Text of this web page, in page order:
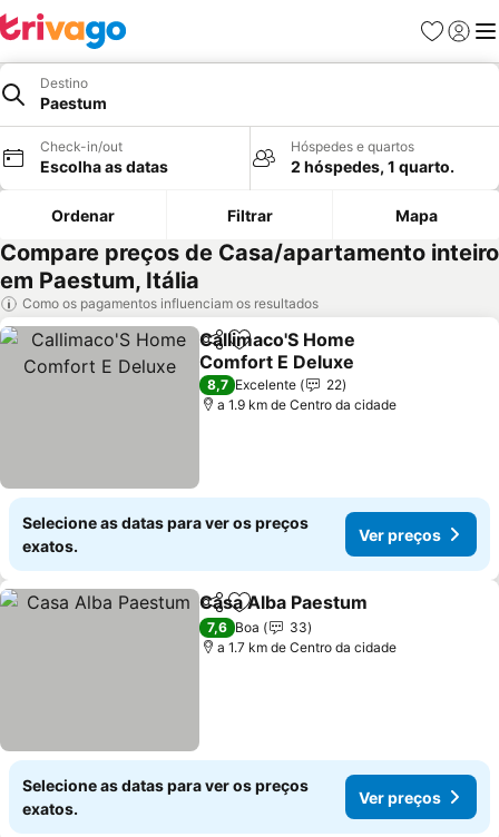
Favoritos
Iniciar
Destino
Paestum
Check-in/out
Escolha as datas
Hóspedes e quartos
2 hóspedes, 1 quarto.
Ordenar Filtrar Mapa
Compare preços de Casa/apartamento inteiro
em Paestum, Itália
Como os pagamentos influenciam os resultados
PartilharAdicionar aos favoritos
Callimaco'S Home
Comfort E Deluxe
8,7 Excelente
22
a 1.9 km de Centro da cidade
Selecione as datas para ver os preços
exatos.
Ver preços
PartilharAdicionar aos favoritos
Casa Alba Paestum
7,6 Boa
33
a 1.7 km de Centro da cidade
Selecione as datas para ver os preços
exatos.
Ver preços